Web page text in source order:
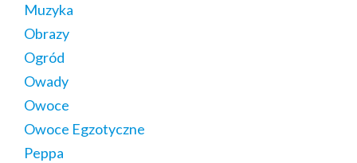
Muzyka
Obrazy
Ogród
Owady
Owoce
Owoce Egzotyczne
Peppa